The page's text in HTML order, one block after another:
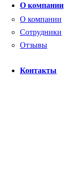
О компании
О компании
Сотрудники
Отзывы
Контакты